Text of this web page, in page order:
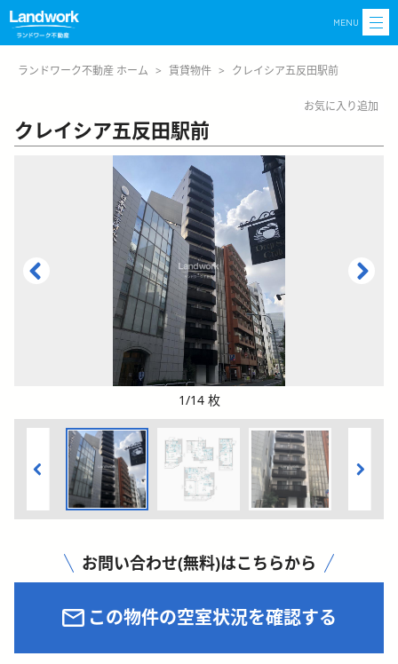
MENU
ランドワーク不動産 ホーム > 賃貸物件 > クレイシア五反田駅前
お気に入り追加
クレイシア五反田駅前
1/14 枚
お問い合わせ(無料)はこちらから
この物件の空室状況を確認する